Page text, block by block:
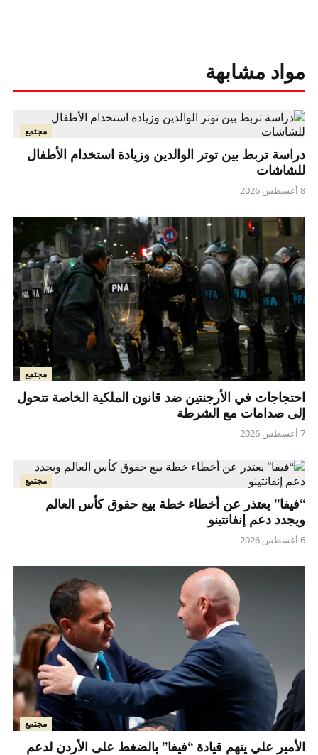
مواد مشابهة
مجتمع
دراسة تربط بين توتر الوالدين وزيادة استخدام الأطفال
للشاشات
8 أغسطس 2026
مجتمع
احتجاجات في الأرجنتين ضد قانون الملكية الخاصة تتحول
إلى صدامات مع الشرطة
7 أغسطس 2026
مجتمع
“فيفا” يعتذر عن أخطاء خطة بيع حقوق كأس العالم
ويجدد دعم إنفانتينو
6 أغسطس 2026
مجتمع
الأمير علي يتهم قيادة “فيفا” بالضغط على الأردن لدعم